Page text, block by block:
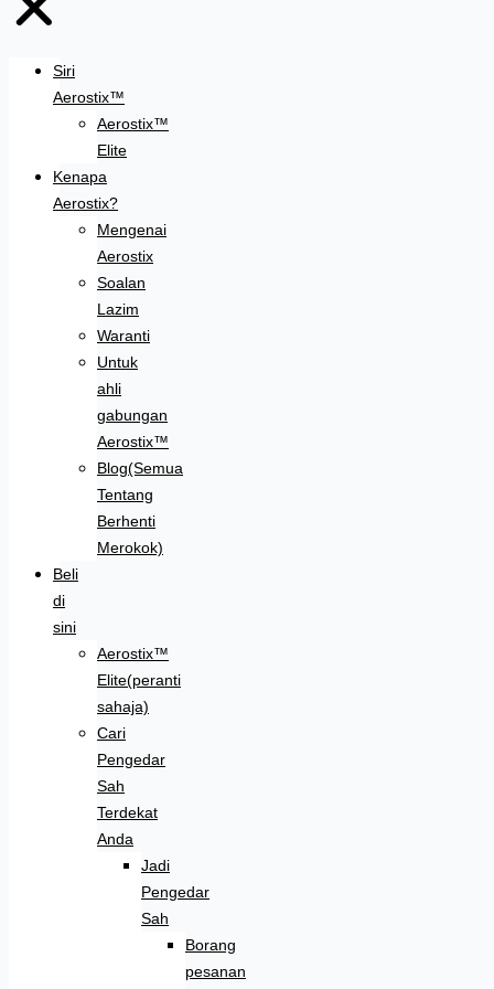
Siri
Aerostix™
Aerostix™
Elite
Kenapa
Aerostix?
Mengenai
Aerostix
Soalan
Lazim
Waranti
Untuk
ahli
gabungan
Aerostix™
Blog(Semua
Tentang
Berhenti
Merokok)
Beli
di
sini
Aerostix™
Elite(peranti
sahaja)
Cari
Pengedar
Sah
Terdekat
Anda
Jadi
Pengedar
Sah
Borang
pesanan